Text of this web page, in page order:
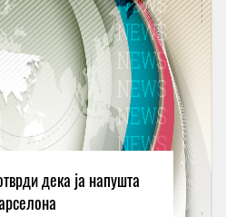
дека ја напушта